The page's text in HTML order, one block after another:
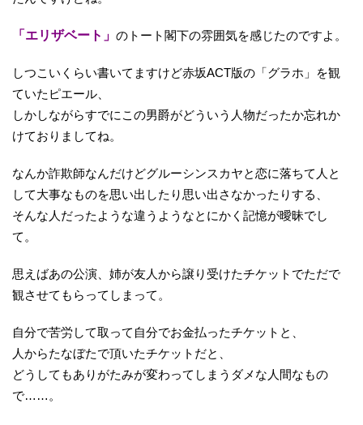
「エリザベート」 のトート閣下の雰囲気を感じたのですよ。
しつこいくらい書いてますけど赤坂ACT版の「グラホ」を観
ていたピエール、
しかしながらすでにこの男爵がどういう人物だったか忘れか
けておりましてね。
なんか詐欺師なんだけどグルーシンスカヤと恋に落ちて人と
して大事なものを思い出したり思い出さなかったりする、
そんな人だったような違うようなとにかく記憶が曖昧でし
て。
思えばあの公演、姉が友人から譲り受けたチケットでただで
観させてもらってしまって。
自分で苦労して取って自分でお金払ったチケットと、
人からたなぼたで頂いたチケットだと、
どうしてもありがたみが変わってしまうダメな人間なもの
で……。